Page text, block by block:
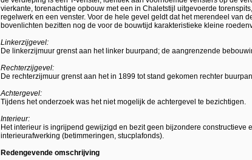
vierkante, torenachtige opbouw met een in Chaletstijl uitgevoerde
regelwerk en een venster. Voor de hele gevel geldt dat het merendeel van
bovenlichten bezitten nog de voor de bouwtijd karakteristieke kleine
Linkerzijgevel:
De linkerzijmuur grenst aan het linker buurpand; de aangrenzende
Rechterzijgevel:
De rechterzijmuur grenst aan het in 1899 tot stand gekomen rechter
Achtergevel:
Tijdens het onderzoek was het niet mogelijk de achtergevel te bezichtigen.
Interieur:
Het interieur is ingrijpend gewijzigd en bezit geen bijzondere constructieve
interieurafwerking (betimmeringen, stucplafonds).
Redengevende omschrijving